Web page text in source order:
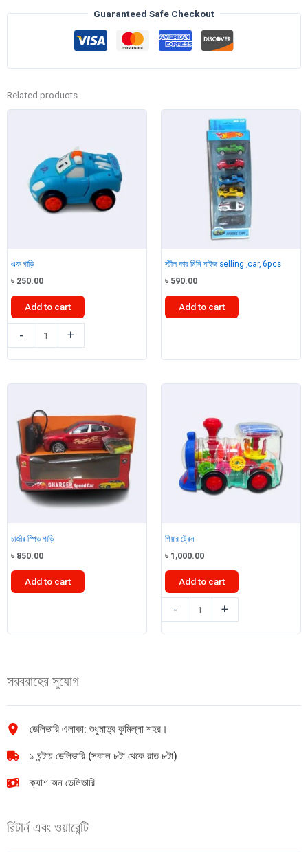
Guaranteed Safe Checkout
Related products
এফ গাড়ি
৳ 250.00
Add to cart
-
গাড়ি
quantity
+
স্টীল কার মিনি সাইজ selling ,car, 6pcs
৳ 590.00
Add to cart
মিনি
quantity
চার্জার স্পিড গাড়ি
৳ 850.00
Add to cart
গাড়ি
গিয়ার ট্রেন
৳ 1,000.00
Add to cart
-
ট্রেন
quantity
+
সরবরাহের সুযোগ
ডেলিভারি এলাকা: শুধুমাত্র কুমিল্লা শহর।
১ ঘন্টায় ডেলিভারি (সকাল ৮টা থেকে রাত ৮টা)
ক্যাশ অন ডেলিভারি
রিটার্ন এবং ওয়ারেন্টি